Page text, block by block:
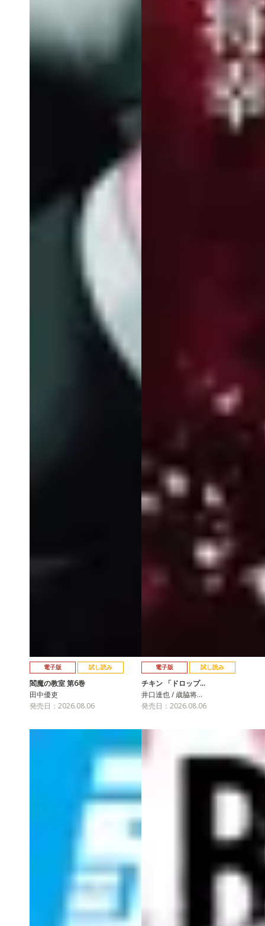
電子版 試し読み
閻魔の教室 第6巻
田中優吏
発売日：2026.08.06
電子版 試し読み
チキン 「ドロップ…
井口達也 / 歳脇将…
発売日：2026.08.06